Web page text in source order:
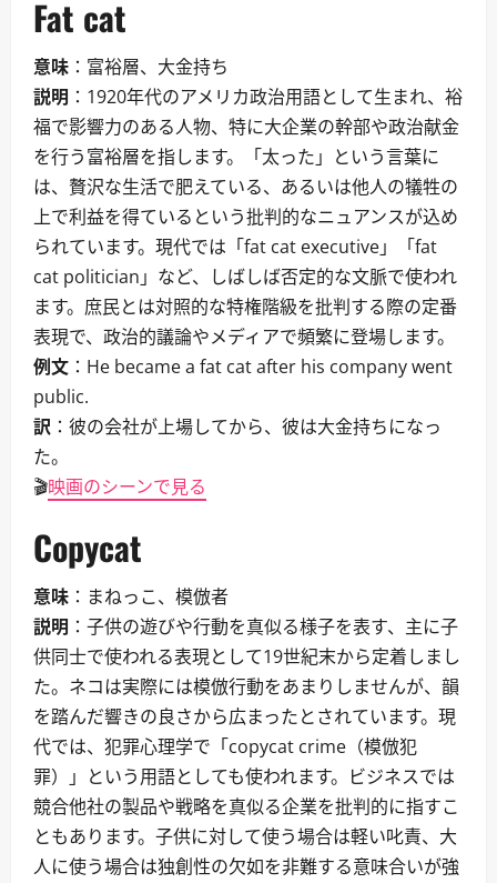
Fat cat
意味 ：富裕層、大金持ち
説明 ：1920年代のアメリカ政治用語として生まれ、裕
福で影響力のある人物、特に大企業の幹部や政治献金
を行う富裕層を指します。「太った」という言葉に
は、贅沢な生活で肥えている、あるいは他人の犠牲の
上で利益を得ているという批判的なニュアンスが込め
られています。現代では「fat cat executive」「fat
cat politician」など、しばしば否定的な文脈で使われ
ます。庶民とは対照的な特権階級を批判する際の定番
表現で、政治的議論やメディアで頻繁に登場します。
例文 ：He became a fat cat after his company went
public.
訳 ：彼の会社が上場してから、彼は大金持ちになっ
た。
🎬映画のシーンで見る
Copycat
意味 ：まねっこ、模倣者
説明 ：子供の遊びや行動を真似る様子を表す、主に子
供同士で使われる表現として19世紀末から定着しまし
た。ネコは実際には模倣行動をあまりしませんが、韻
を踏んだ響きの良さから広まったとされています。現
代では、犯罪心理学で「copycat crime（模倣犯
罪）」という用語としても使われます。ビジネスでは
競合他社の製品や戦略を真似る企業を批判的に指すこ
ともあります。子供に対して使う場合は軽い叱責、大
人に使う場合は独創性の欠如を非難する意味合いが強